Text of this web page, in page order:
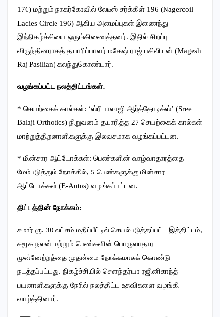
176) மற்றும் நாகர்கோவில் லேடீஸ் சர்க்கிள் 196 (Nagercoil
Ladies Circle 196) ஆகிய அமைப்புகள் இணைந்து
இந்நிகழ்ச்சியை ஒருங்கிணைத்தனர். இதில் சிறப்பு
விருந்தினராகத் தயாரிப்பாளர் மகேஷ் ராஜ் பசிலியன் (Magesh
Raj Pasilian) கலந்துகொண்டார்.
வழங்கப்பட்ட நலத்திட்டங்கள்:
* செயற்கைக் கால்கள்: ‘ஸ்ரீ பாலாஜி ஆர்த்தோடிக்ஸ்’ (Sree
Balaji Orthotics) நிறுவனம் தயாரித்த 27 செயற்கைக் கால்கள்
மாற்றுத்திறனாளிகளுக்கு இலவசமாக வழங்கப்பட்டன.
* மின்சார ஆட்டோக்கள்: பெண்களின் வாழ்வாதாரத்தை
மேம்படுத்தும் நோக்கில், 5 பெண்களுக்கு மின்சார
ஆட்டோக்கள் (E-Autos) வழங்கப்பட்டன.
திட்டத்தின் நோக்கம்:
சுமார் ரூ. 30 லட்சம் மதிப்பீட்டில் செயல்படுத்தப்பட்ட இத்திட்டம்,
சமூக நலன் மற்றும் பெண்களின் பொருளாதார
முன்னேற்றத்தை முதன்மை நோக்கமாகக் கொண்டு
நடத்தப்பட்டது. நிகழ்ச்சியில் சௌந்தர்யா ரஜினிகாந்த்
பயனாளிகளுக்கு நேரில் நலத்திட்ட உதவிகளை வழங்கி
வாழ்த்தினார்.